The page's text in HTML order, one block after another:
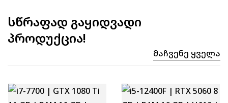
სწრაფად გაყიდვადი
პროდუქცია!
Მაჩვენე Ყველა